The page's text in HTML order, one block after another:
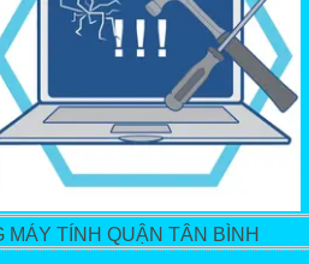
MÁY TÍNH QUẬN TÂN BÌNH